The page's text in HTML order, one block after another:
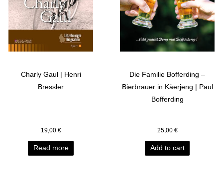
Charly Gaul | Henri
Bressler
19,00 €
Read more
Die Familie Bofferding –
Bierbrauer in Käerjeng | Paul
Bofferding
25,00 €
Add to cart